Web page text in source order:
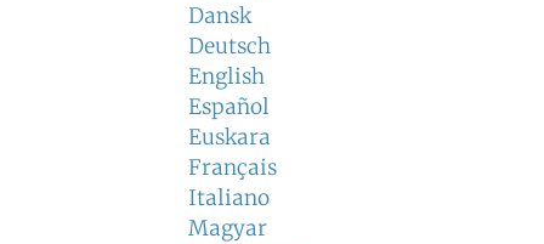
Dansk
Deutsch
English
Español
Euskara
Français
Italiano
Magyar